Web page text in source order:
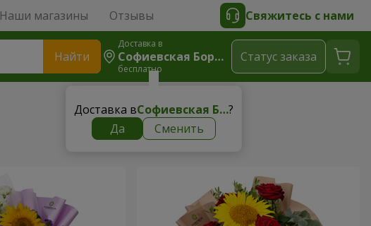
Наши магазины Отзывы Свяжитесь с нами
Найти
Доставка в
Софиевская Борщаговка
бесплатно
Доставка в Софиевская Борщаговка?
Да
Сменить
Cтатус заказа